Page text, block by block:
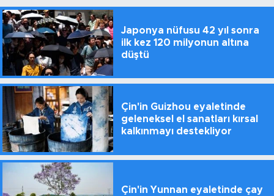
Japonya nüfusu 42 yıl sonra
ilk kez 120 milyonun altına
düştü
Çin'in Guizhou eyaletinde
geleneksel el sanatları kırsal
kalkınmayı destekliyor
Çin'in Yunnan eyaletinde çay